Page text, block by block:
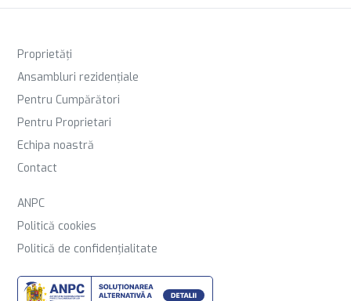
Proprietăți
Ansambluri rezidențiale
Pentru Cumpărători
Pentru Proprietari
Echipa noastră
Contact
ANPC
Politică cookies
Politică de confidențialitate